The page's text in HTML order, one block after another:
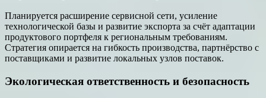
Планируется расширение сервисной сети, усиление
технологической базы и развитие экспорта за счёт адаптации
продуктового портфеля к региональным требованиям.
Стратегия опирается на гибкость производства, партнёрство с
поставщиками и развитие локальных узлов поставок.
Экологическая ответственность и безопасность